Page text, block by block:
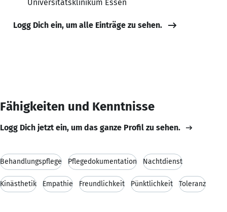
Universitätsklinikum Essen
Logg Dich ein, um alle Einträge zu sehen.
Fähigkeiten und Kenntnisse
Logg Dich jetzt ein, um das ganze Profil zu sehen.
Behandlungspflege Pflegedokumentation Nachtdienst
Kinästhetik Empathie Freundlichkeit Pünktlichkeit Toleranz